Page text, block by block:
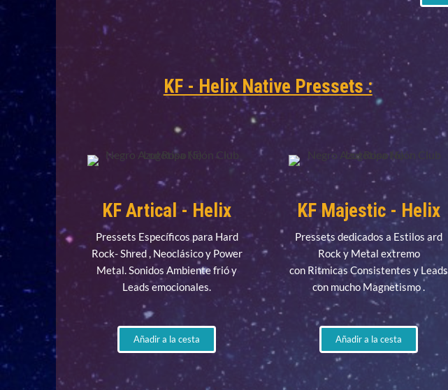
KF - Helix Native Pressets :
KF Artical - Helix
Pressets Específicos para Hard
Rock- Shred , Neoclásico y Power
Metal. Sonidos Ambiente frió y
Leads emocionales.
Añadir a la cesta
KF Majestic - Helix
Pressets dedicados a Estilos ard
Rock y Metal extremo
con Ritmicas Consistentes y Leads
con mucho Magnetismo .
Añadir a la cesta